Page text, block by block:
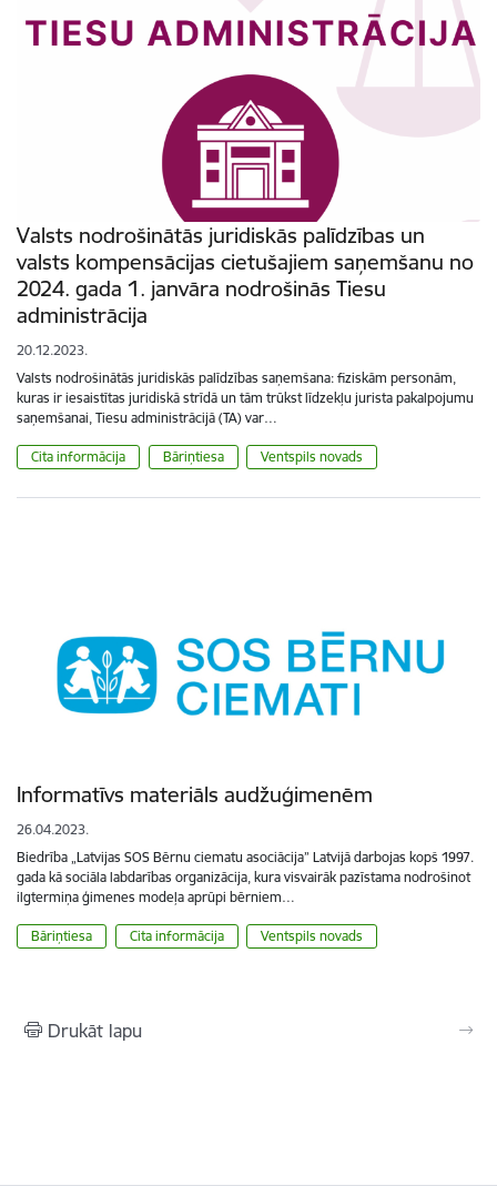
Valsts nodrošinātās juridiskās palīdzības un
valsts kompensācijas cietušajiem saņemšanu no
2024. gada 1. janvāra nodrošinās Tiesu
administrācija
20.12.2023.
Valsts nodrošinātās juridiskās palīdzības saņemšana: fiziskām personām,
kuras ir iesaistītas juridiskā strīdā un tām trūkst līdzekļu jurista pakalpojumu
saņemšanai, Tiesu administrācijā (TA) var…
Cita informācija Bāriņtiesa Ventspils novads
Informatīvs materiāls audžuģimenēm
26.04.2023.
Biedrība „Latvijas SOS Bērnu ciematu asociācija” Latvijā darbojas kopš 1997.
gada kā sociāla labdarības organizācija, kura visvairāk pazīstama nodrošinot
ilgtermiņa ģimenes modeļa aprūpi bērniem…
Bāriņtiesa Cita informācija Ventspils novads
Drukāt lapu